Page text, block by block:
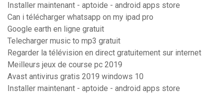
Installer maintenant - aptoide - android apps store
Can i télécharger whatsapp on my ipad pro
Google earth en ligne gratuit
Telecharger music to mp3 gratuit
Regarder la télévision en direct gratuitement sur internet
Meilleurs jeux de course pc 2019
Avast antivirus gratis 2019 windows 10
Installer maintenant - aptoide - android apps store